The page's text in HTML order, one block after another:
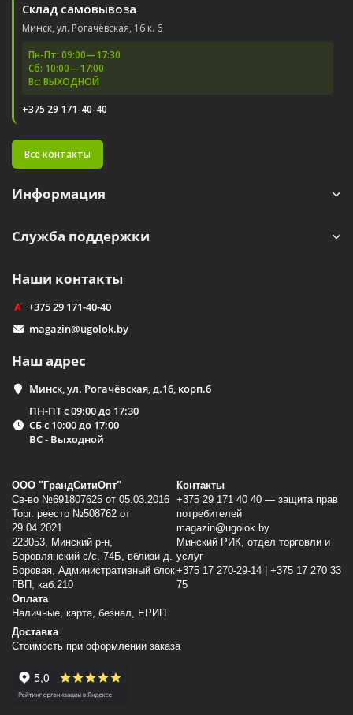
Склад самовывоза
Минск, ул. Рогачёвская, 16 к. 6
Пн-Пт: 09:00—17:30
Сб: 10:00—17:00
Вс: ВЫХОДНОЙ
+375 29 171-40-40
Все контакты
Информация
Служба поддержки
Наши контакты
+375 29 171-40-40
magazin@ugolok.by
Наш адрес
Минск, ул. Рогачёвская, д.16, корп.6
ПН-ПТ с 09:00 до 17:30
СБ с 10:00 до 17:00
ВС - Выходной
ООО "ГрандСитиОпт"
Св-во №691807625 от 05.03.2016
Торг. реестр №508762 от
29.04.2021
223053, Минский p-н,
Боровлянский с/с, 74Б, вблизи д.
Боровая, Административный блок
ГВП, каб.210
Контакты
+375 29 171 40 40 — защита прав
потребителей
magazin@ugolok.by
Минский РИК, отдел торговли и
услуг
+375 17 270-29-14 | +375 17 270 33
75
Оплата
Наличные, карта, безнал, ЕРИП
Доставка
Стоимость при оформлении заказа